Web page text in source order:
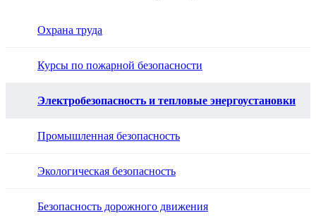
Охрана труда
Курсы по пожарной безопасности
Электробезопасность и тепловые энергоустановки
Промышленная безопасность
Экологическая безопасность
Безопасность дорожного движения